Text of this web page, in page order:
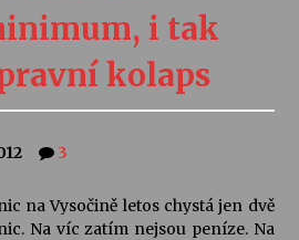
2026
2026
28. 7.–1. 8. 2026
2026
i tak
kolaps
3
na Vysočině letos chystá jen dvě
Na víc zatím nejsou peníze. Na